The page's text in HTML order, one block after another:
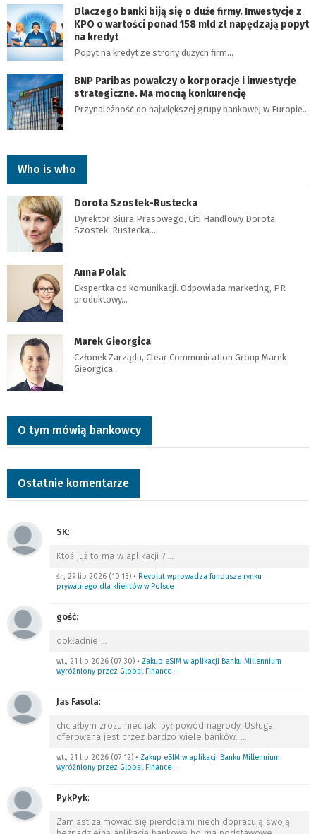
Dlaczego banki biją się o duże firmy. Inwestycje z
KPO o wartości ponad 158 mld zł napędzają popyt
na kredyt
Popyt na kredyt ze strony dużych firm…
BNP Paribas powalczy o korporacje i inwestycje
strategiczne. Ma mocną konkurencję
Przynależność do największej grupy bankowej w Europie…
Who is who
Dorota Szostek-Rustecka
Dyrektor Biura Prasowego, Citi Handlowy Dorota
Szostek-Rustecka…
Anna Polak
Ekspertka od komunikacji. Odpowiada marketing, PR
produktowy…
Marek Gieorgica
Członek Zarządu, Clear Communication Group Marek
Gieorgica…
O tym mówią bankowcy
Ostatnie komentarze
SK:
Ktoś już to ma w aplikacji ? …
śr., 29 lip 2026 (10:13) • Revolut wprowadza fundusze rynku
prywatnego dla klientów w Polsce
gość:
dokładnie …
wt., 21 lip 2026 (07:30) • Zakup eSIM w aplikacji Banku Millennium
wyróżniony przez Global Finance
Jas Fasola:
chciałbym zrozumieć jaki był powód nagrody. Usługa
oferowana jest przez bardzo wiele banków. …
wt., 21 lip 2026 (07:12) • Zakup eSIM w aplikacji Banku Millennium
wyróżniony przez Global Finance
PykPyk:
Zamiast zajmować się pierdołami niech dopracują swoją